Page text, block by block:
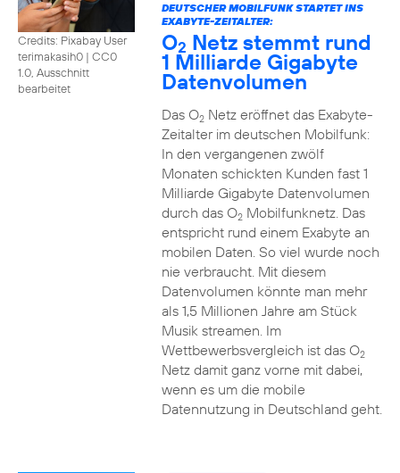
Credits: Pixabay User
terimakasih0 | CC0
1.0, Ausschnitt
bearbeitet
DEUTSCHER MOBILFUNK STARTET INS
EXABYTE-ZEITALTER:
O2 Netz stemmt rund
1 Milliarde Gigabyte
Datenvolumen
Das O2Netz eröffnet das Exabyte-
Zeitalter im deutschen Mobilfunk:
In den vergangenen zwölf
Monaten schickten Kunden fast 1
Milliarde Gigabyte Datenvolumen
durch das O2Mobilfunknetz. Das
entspricht rund einem Exabyte an
mobilen Daten. So viel wurde noch
nie verbraucht. Mit diesem
Datenvolumen könnte man mehr
als 1,5 Millionen Jahre am Stück
Musik streamen. Im
Wettbewerbsvergleich ist das O2
Netz damit ganz vorne mit dabei,
wenn es um die mobile
Datennutzung in Deutschland geht.